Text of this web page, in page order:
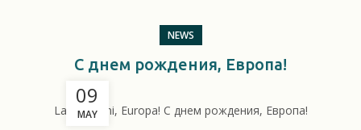
09
MAY
NEWS
С днем рождения, Европа!
La mulți ani, Europa! С днем рождения, Европа!